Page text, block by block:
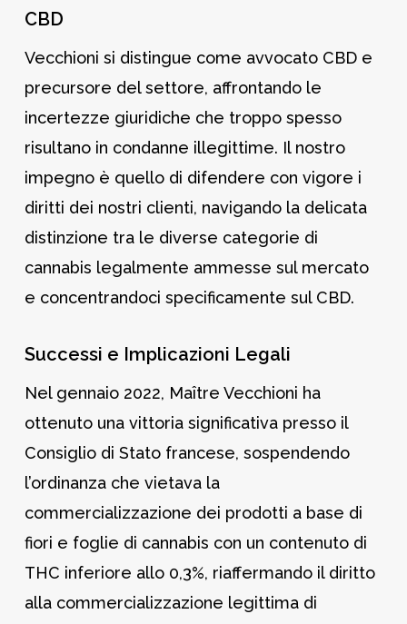
CBD
Vecchioni si distingue come avvocato CBD e
precursore del settore, affrontando le
incertezze giuridiche che troppo spesso
risultano in condanne illegittime. Il nostro
impegno è quello di difendere con vigore i
diritti dei nostri clienti, navigando la delicata
distinzione tra le diverse categorie di
cannabis legalmente ammesse sul mercato
e concentrandoci specificamente sul CBD.
Successi e Implicazioni Legali
Nel gennaio 2022, Maître Vecchioni ha
ottenuto una vittoria significativa presso il
Consiglio di Stato francese, sospendendo
l’ordinanza che vietava la
commercializzazione dei prodotti a base di
fiori e foglie di cannabis con un contenuto di
THC inferiore allo 0,3%, riaffermando il diritto
alla commercializzazione legittima di